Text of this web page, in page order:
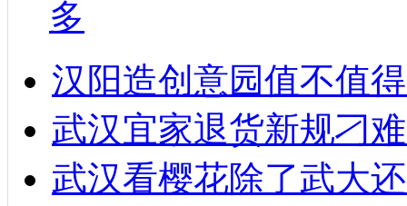
多
汉阳造创意园值不值
武汉宜家退货新规刁
武汉看樱花除了武大